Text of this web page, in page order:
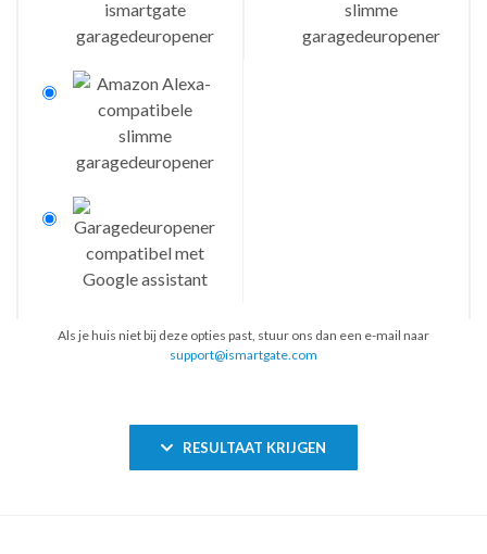
Als je huis niet bij deze opties past, stuur ons dan een e-mail naar
support@ismartgate.com
RESULTAAT KRIJGEN